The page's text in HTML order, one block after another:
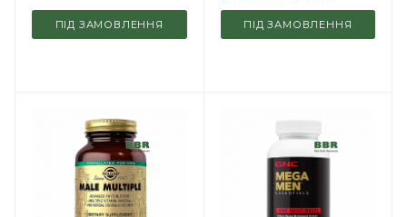
ПІД ЗАМОВЛЕННЯ ПІД ЗАМОВЛЕННЯ